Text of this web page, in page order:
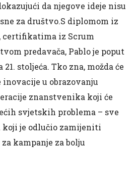
da njegove ideje nisu
za društvo.S diplomom iz
iz Scrum
predavača, Pablo je poput
stoljeća. Tko zna, možda će
inovacije u obrazovanju
znanstvenika koji će
svjetskih problema – sve
koji je odlučio zamijeniti
kampanje za bolju